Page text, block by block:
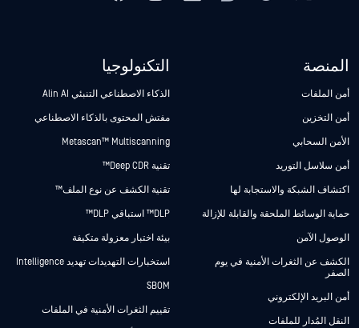
المنصة
أمن الملفات
أمن التخزين
الأمن السحابي
أمن سلاسل التوريد
اكتشاف الشبكة والاستجابة لها
حماية الوسائط الملحقة والقابلة للإزالة
الوصول الآمن
الكشف عن الثغرات الأمنية في يوم
الصفر
أمن البريد الإلكتروني
النقل المُدار للملفات
التكنولوجيا
الذكاء الاصطناعي التنبئي Alin AI
مفتش المحتوى بالذكاء الاصطناعي
Metascan™ Multiscanning
تقنية Deep CDR™
تقنية الكشف عن نوع الملف™
DLP™ استباقي DLP™
بيئة اختبار معزولة متكيفة
استخبارات التهديدات تهديد Intelligence
SBOM
تقييم الثغرات الأمنية في الملفات